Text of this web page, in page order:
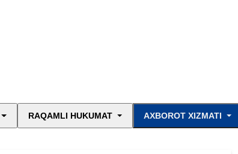
RAQAMLI HUKUMAT AXBOROT XIZMATI